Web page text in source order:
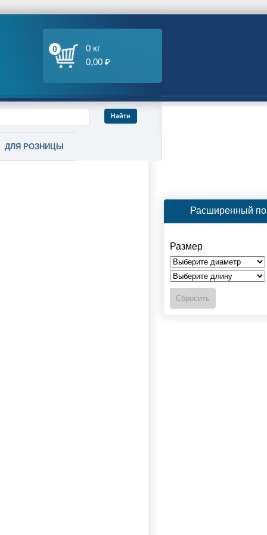
0
0 кг
0,00 ₽
ДЛЯ РОЗНИЦЫ
Расширенный
Размер